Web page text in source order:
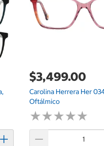
$3,499.00
Carolina Herrera Her
Oftálmico
★★★★★
★★★★★